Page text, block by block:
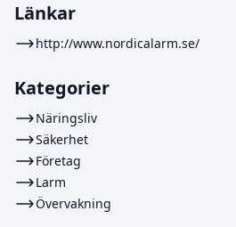
Länkar
http://www.nordicalarm.se/
Kategorier
Näringsliv
Säkerhet
Företag
Larm
Övervakning